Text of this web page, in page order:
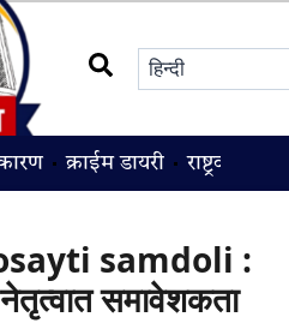
क्राईम डायरी राष्ट्रवादी
samdoli :
समावेशकता